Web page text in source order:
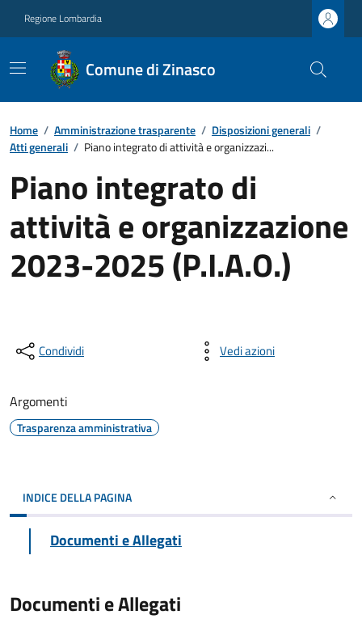
Regione Lombardia
Comune di Zinasco
Home / Amministrazione trasparente / Disposizioni generali /
Atti generali / Piano integrato di attività e organizzazi...
Piano integrato di
attività e organizzazione
2023-2025 (P.I.A.O.)
Condividi Vedi azioni
Argomenti
Trasparenza amministrativa
INDICE DELLA PAGINA
Documenti e Allegati
Documenti e Allegati